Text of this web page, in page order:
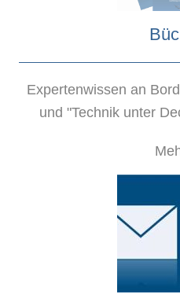
Expertenwissen an
und "Technik unter